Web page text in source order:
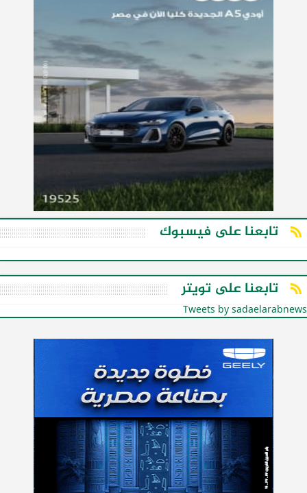
تابعنا على فيسبوك
تابعنا على تويتر
Tweets by sadaelarabnews